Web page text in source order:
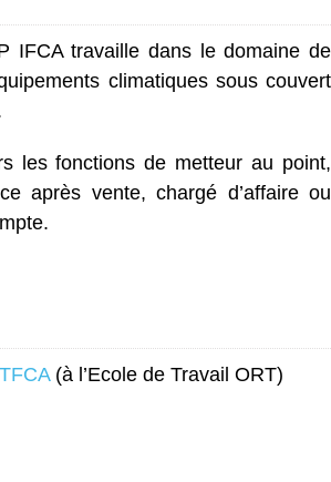
IFCA travaille dans le domaine de
climatiques sous couvert
les fonctions de metteur au point,
après vente, chargé d’affaire ou
(à l’Ecole de Travail ORT)